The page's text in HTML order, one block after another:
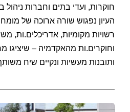
חוקרות, ועדי בתים וחברות ניהול
העיון נפגוש שורה ארוכה של
רשויות מקומיות, אדריכלים.ות,
וחוקרים.ות מהאקדמיה – שיציגו
ותובנות מעשיות ונקיים שיח